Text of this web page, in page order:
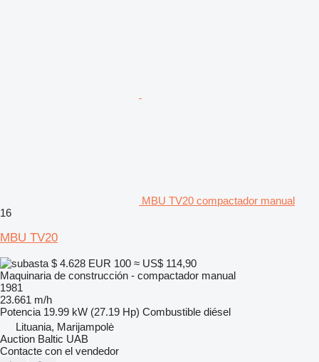
MBU TV20 compactador manual
16
MBU TV20
$ 4.628 EUR 100 ≈ US$ 114,90
Maquinaria de construcción - compactador manual
1981
23.661 m/h
Potencia 19.99 kW (27.19 Hp) Combustible diésel
Lituania, Marijampolė
Auction Baltic UAB
Contacte con el vendedor